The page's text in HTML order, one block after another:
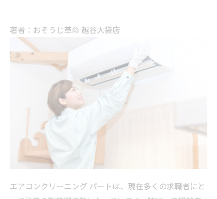
著者：おそうじ革命 越谷大袋店
エアコンクリーニング パートは、現在多くの求職者にと